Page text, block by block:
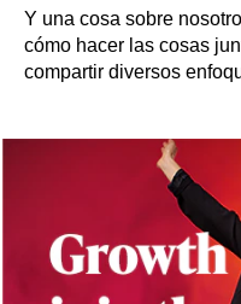
Y una cosa sobre
cómo hacer las cosas
compartir diversos